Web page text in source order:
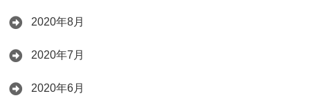
2020年8月
2020年7月
2020年6月